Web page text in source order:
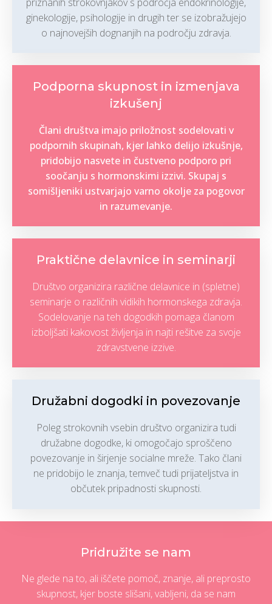
ginekologije, psihologije in drugih ter se izobražujejo
o najnovejših dognanjih na področju zdravja.
Podporna skupnost in izmenjava
izkušenj
Člani društva imajo priložnost sodelovati v
podpornih skupinah, kjer lahko delijo izkušnje,
pridobijo nasvete in čustveno podporo pri
soočanju s hormonskimi izzivi. Skupaj s
somišljeniki ustvarjajo varno okolje za pogovor
in razumevanje.
Praktične delavnice in seminarji
Društvo organizira različne delavnice in (spletne)
seminarje o različnih vidikih hormonskega zdravja.
Sodelovanje na teh dogodkih pomaga članom
izboljšati kakovost življenja in najti rešitve za svoje
zdravstvene izzive.
Družabni dogodki in povezovanje
Poleg strokovnih vsebin društvo organizira tudi
družabne dogodke, ki omogočajo sproščeno
povezovanje in širjenje socialne mreže. Tako člani
ne pridobijo le znanja, temveč tudi prijateljstva in
občutek pripadnosti skupnosti.
Pridružite se nam
Ne glede na to, ali iščete pomoč, znanje, ali preprosto
skupnost, kjer boste slišani, vabljeni, da se nam